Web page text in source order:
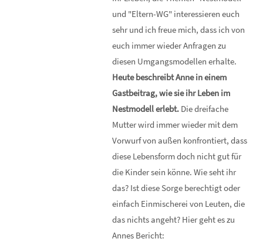
und "Eltern-WG" interessieren euch
sehr und ich freue mich, dass ich von
euch immer wieder Anfragen zu
diesen Umgangsmodellen erhalte.
Heute beschreibt Anne in einem
Gastbeitrag, wie sie ihr Leben im
Nestmodell erlebt. Die dreifache
Mutter wird immer wieder mit dem
Vorwurf von außen konfrontiert, dass
diese Lebensform doch nicht gut für
die Kinder sein könne. Wie seht ihr
das? Ist diese Sorge berechtigt oder
einfach Einmischerei von Leuten, die
das nichts angeht? Hier geht es zu
Annes Bericht: